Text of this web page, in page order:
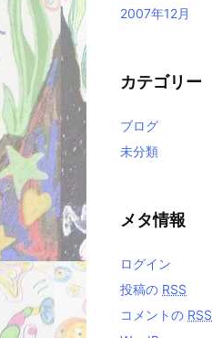
2007年12月
カテゴリー
ブログ
未分類
メタ情報
ログイン
投稿の RSS
コメントの RSS